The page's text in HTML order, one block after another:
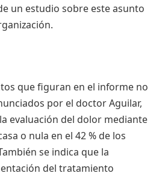
un estudio sobre este asunto
que figuran en el informe no
por el doctor Aguilar,
evaluación del dolor mediante
o nula en el 42 % de los
se indica que la
del tratamiento